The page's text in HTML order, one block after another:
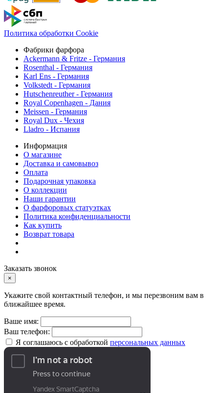
Политика обработки Cookie
Фабрики фарфора
Ackermann & Fritze - Германия
Rosenthal - Германия
Karl Ens - Германия
Volkstedt - Германия
Hutschenreuther - Германия
Royal Copenhagen - Дания
Meissen - Германия
Royal Dux - Чехия
Lladro - Испания
Информация
О магазине
Доставка и самовывоз
Оплата
Подарочная упаковка
О коллекции
Наши гарантии
О фарфоровых статуэтках
Политика конфиденциальности
Как купить
Возврат товара
Заказать звонок
×
Укажите свой контактный телефон, и мы перезвоним вам в
ближайшее время.
Ваше имя:
Ваш телефон:
Я соглашаюсь с обработкой персональных данных